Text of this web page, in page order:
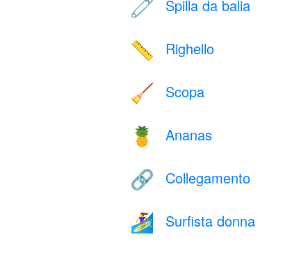
🧷 Spilla da balia
📏 Righello
🧹 Scopa
🍍 Ananas
🔗 Collegamento
🏄‍♀️ Surfista donna